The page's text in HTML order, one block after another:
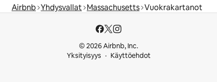
Airbnb Yhdysvallat Massachusetts Vuokrakartanot
© 2026 Airbnb, Inc.
Yksityisyys
Käyttöehdot